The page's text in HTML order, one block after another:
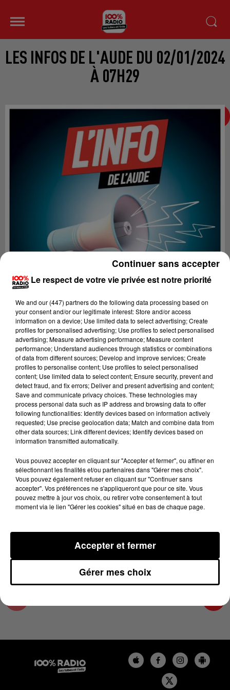
LES INFOS DE L'AUDE DU 02/01/2024
À 07H29
Lecture (4 min 10 sec)
100%
100% Radio les infos de l'Aude
2 janvier 2024 - 4 min 10 sec
LES INFOS DE L'AUDE DU 02/01/2024 À
07H29
Les infos de l'Aude
Le respect de votre vie privée est notre priorité
We and our (447) partnersdo the following data processing based on
your consent and/or our legitimate interest: Store and/or access
information on a device; Use limited data to select advertising; Create
profiles for personalised advertising; Use profiles to select personalised
advertising; Measure advertising performance; Measure content
performance; Understand audiences through statistics or combinations
of data from different sources; Develop and improve services; Create
profiles to personalise content; Use profiles to select personalised
content; Use limited data to select content; Ensure security, prevent and
detect fraud, and fix errors; Deliver and present advertising and content;
Save and communicate privacy choices. These technologies may
process personal data such as IP address and browsing data to offer
following functionalities: Identify devices based on information actively
requested; Use precise geolocation data; Match and combine data from
other data sources; Link different devices; Identify devices based on
information transmitted automatically.
Vous pouvez accepter en cliquant sur "Accepter et fermer", ou affiner en
sélectionnant les finalités et/ou partenaires dans "Gérer mes choix".
Vous pouvez également refuser en cliquant sur "Continuer sans
accepter". Vos préférences ne s'appliqueront que pour ce site. Vous
pouvez mettre à jour vos choix, ou retirer votre consentement à tout
moment via le lien "Gérer les cookies" situé en bas de chaque page.
Gérer mes choix
Accepter et fermer
Continuer sans accepter